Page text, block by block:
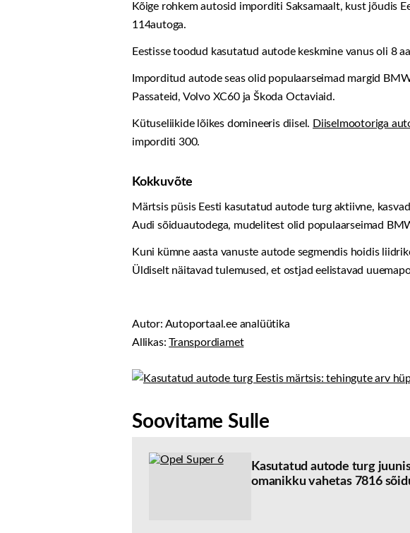
Kõige rohkem autosid imporditi Saksamaalt, kust jõudis
114autoga.
Eestisse toodud kasutatud autode keskmine vanus oli 8
Imporditud autode seas olid populaarseimad margid
Passateid, Volvo XC60 ja Škoda Octaviaid.
Kütuseliikide lõikes domineeris diisel. Diiselmootoriga
imporditi 300.
Kokkuvõte
Märtsis püsis Eesti kasutatud autode turg aktiivne,
Audi sõiduautodega, mudelitest olid populaarseimad
Kuni kümne aasta vanuste autode segmendis hoidis
Üldiselt näitavad tulemused, et ostjad eelistavad
Autor: Autoportaal.ee analüütika
Allikas:Transpordiamet
Soovitame Sulle
Kasutatud autode turg
omanikku vahetas 7816